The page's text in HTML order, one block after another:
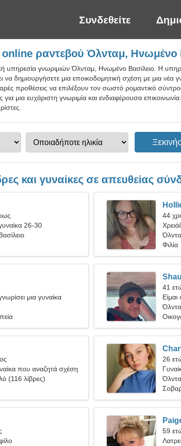
Συνδεθείτε
ραντεβού Όλνταμ, Ηνωμένο
υπηρεσία γνωριμιών Όλνταμ, Ηνωμένο Βασίλειο. Η
να δημιουργήσετε μια εποικοδομητική σχέση με μια νέα
προθέσεις να επιλέξουν τον σωστό ρομαντικό
για μια ευχάριστη γνωριμία και ενδιαφέρουσα
και γυναίκες σε απευθείας
26-30
44
μαζί
Φιλία
μια γυναίκα
41
Είμαι
που αναζητά σχέση
(116 λίβρες)
26
59